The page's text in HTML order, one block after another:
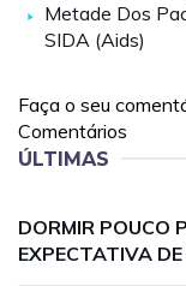
Metade Dos
SIDA (Aids)
Faça o seu
Comentários
ÚLTIMAS
DORMIR POUCO
EXPECTATIVA